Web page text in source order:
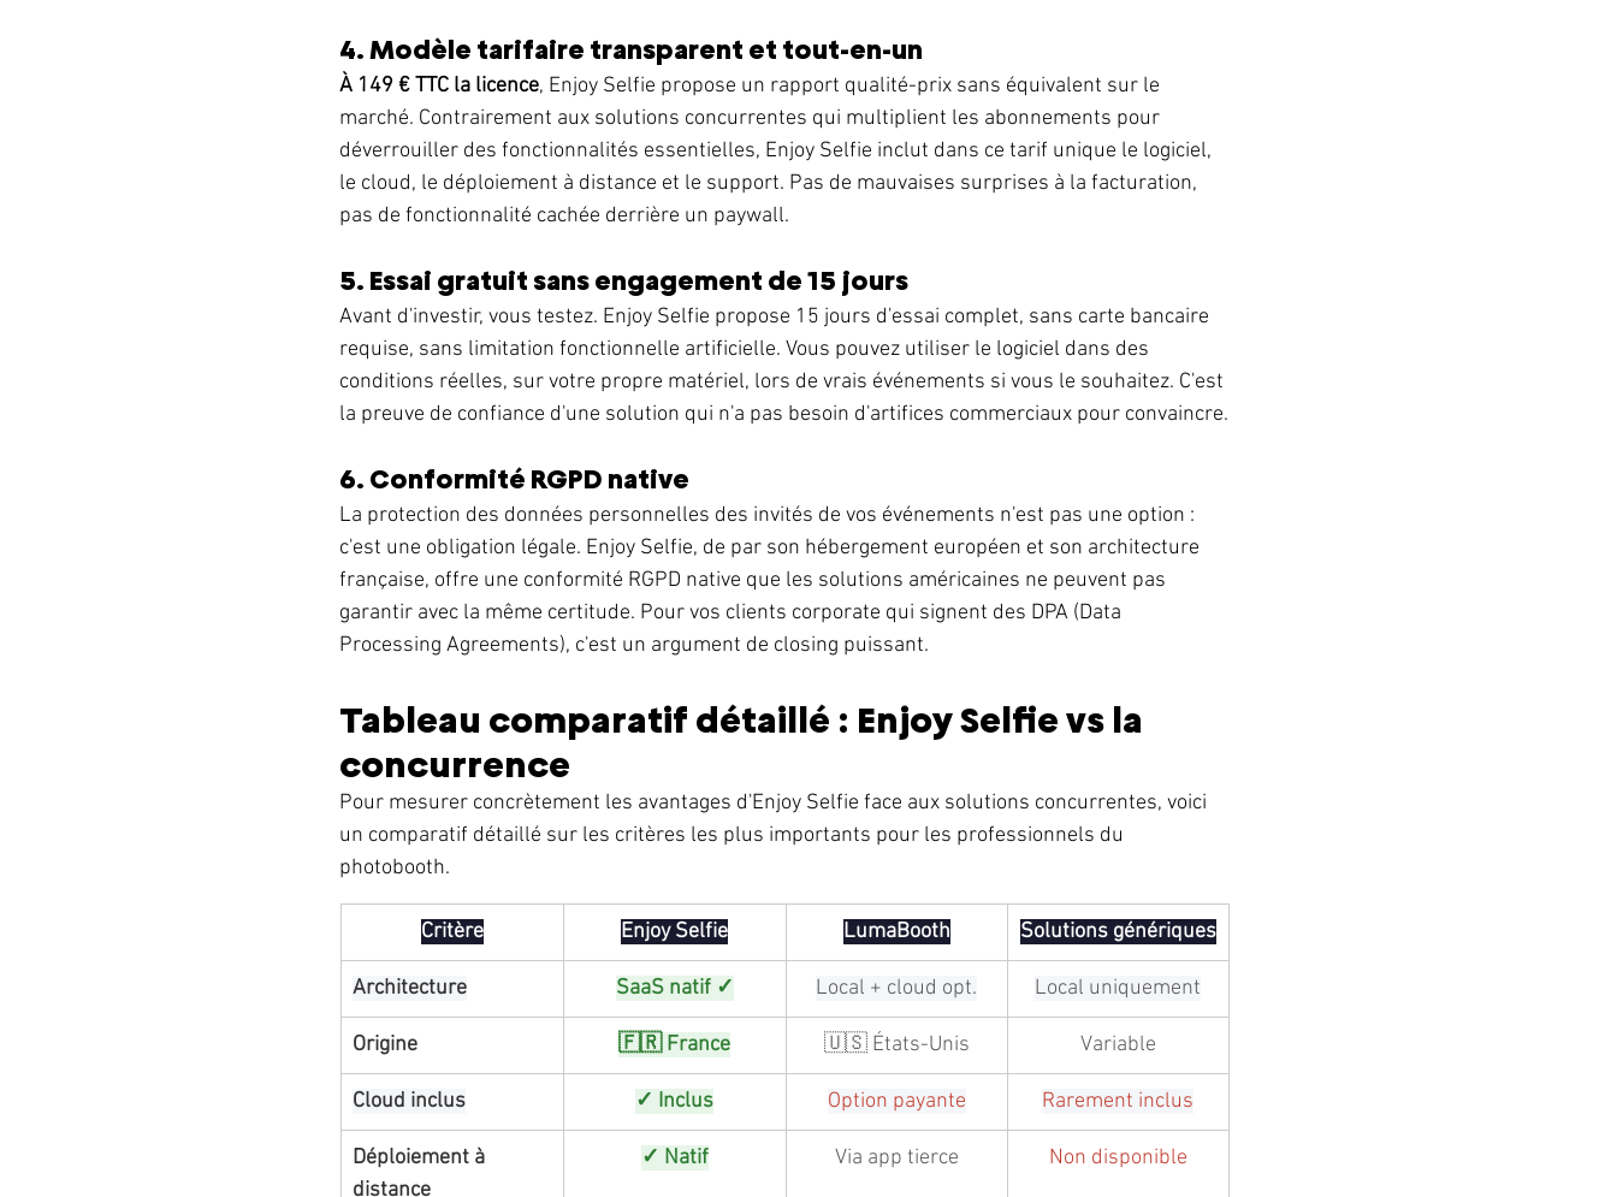
4. Modèle tarifaire transparent et tout-en-un
À 149 € TTC la licence, Enjoy Selfie propose un rapport qualité-prix sans équivalent sur le
marché. Contrairement aux solutions concurrentes qui multiplient les abonnements pour
déverrouiller des fonctionnalités essentielles, Enjoy Selfie inclut dans ce tarif unique le logiciel,
le cloud, le déploiement à distance et le support. Pas de mauvaises surprises à la facturation,
pas de fonctionnalité cachée derrière un paywall.
5. Essai gratuit sans engagement de 15 jours
Avant d'investir, vous testez. Enjoy Selfie propose 15 jours d'essai complet, sans carte bancaire
requise, sans limitation fonctionnelle artificielle. Vous pouvez utiliser le logiciel dans des
conditions réelles, sur votre propre matériel, lors de vrais événements si vous le souhaitez. C'est
la preuve de confiance d'une solution qui n'a pas besoin d'artifices commerciaux pour convaincre.
6. Conformité RGPD native
La protection des données personnelles des invités de vos événements n'est pas une option :
c'est une obligation légale. Enjoy Selfie, de par son hébergement européen et son architecture
française, offre une conformité RGPD native que les solutions américaines ne peuvent pas
garantir avec la même certitude. Pour vos clients corporate qui signent des DPA (Data
Processing Agreements), c'est un argument de closing puissant.
Tableau comparatif détaillé : Enjoy Selfie vs la
concurrence
Pour mesurer concrètement les avantages d'Enjoy Selfie face aux solutions concurrentes, voici
un comparatif détaillé sur les critères les plus importants pour les professionnels du
photobooth.
Critère Enjoy Selfie LumaBooth Solutions génériques
Architecture SaaS natif ✓ Local + cloud opt. Local uniquement
Origine 🇫🇷 France 🇺🇸 États-Unis Variable
Cloud inclus ✓ Inclus Option payante Rarement inclus
Déploiement à
distance
✓ Natif Via app tierce Non disponible